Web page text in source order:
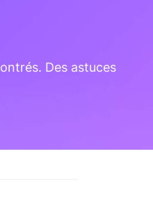
Des astuces